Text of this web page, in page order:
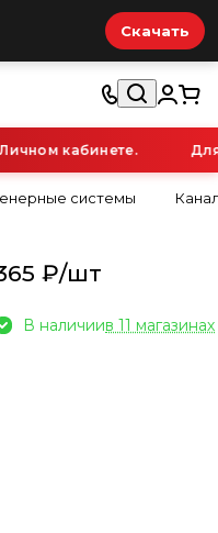
Скачать
кабинете.
системы
₽/шт
В наличиив 11 магазинах